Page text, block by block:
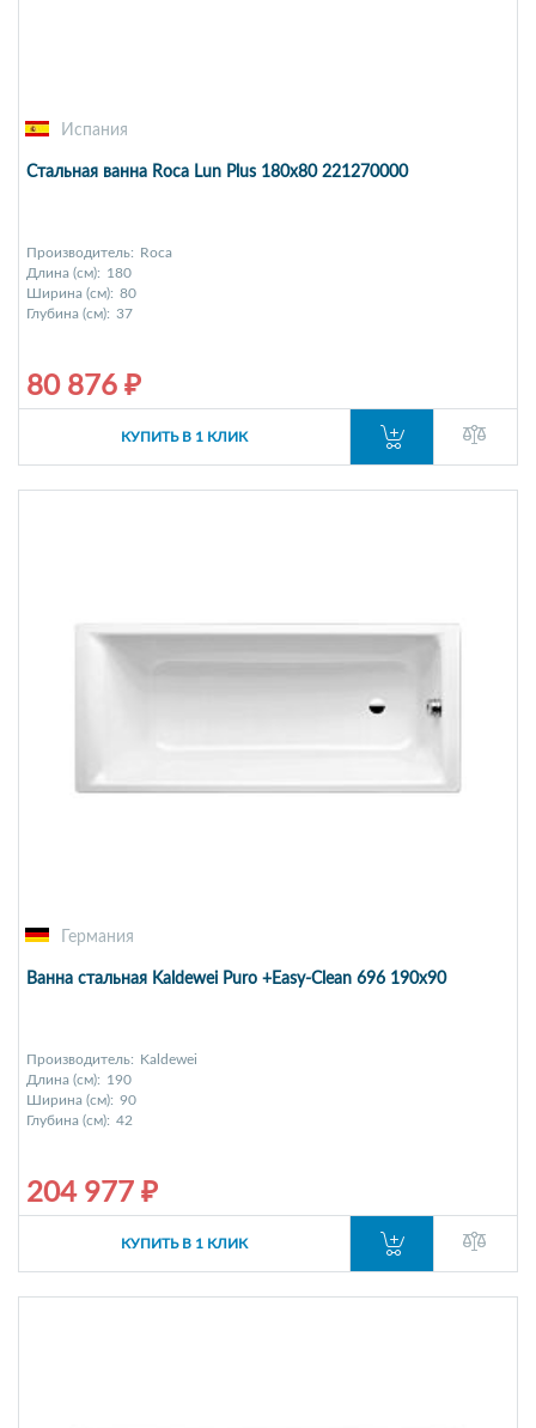
Испания
Стальная ванна Roca Lun Plus 180x80 221270000
Производитель:
Roca
Длина (см): 180
Ширина (см): 80
Глубина (см): 37
80 876 ₽
КУПИТЬ В 1 КЛИК
Германия
Ванна стальная Kaldewei Puro +Easy-Clean 696 190x90
Производитель: Kaldewei
Длина (см): 190
Ширина (см): 90
Глубина (см): 42
204 977 ₽
КУПИТЬ В 1 КЛИК